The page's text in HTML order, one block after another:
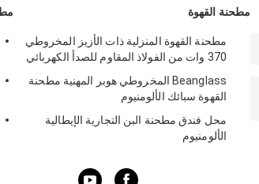
مطحنة القهوة
مطحنة القهوة المنزلية ذات الأزيز المخروطي
370 وات من الفولاذ المقاوم للصدأ الكهربائي
Beanglass المخروطي هوبر المهنية مطحنة
القهوة سبائك الألومنيوم
محل فندق مطحنة البن التجارية الإيطالية
الألومنيوم